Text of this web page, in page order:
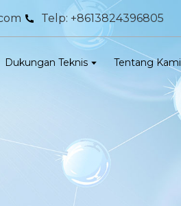
Telp: +8613824396805
Dukungan Teknis Tentang Kami